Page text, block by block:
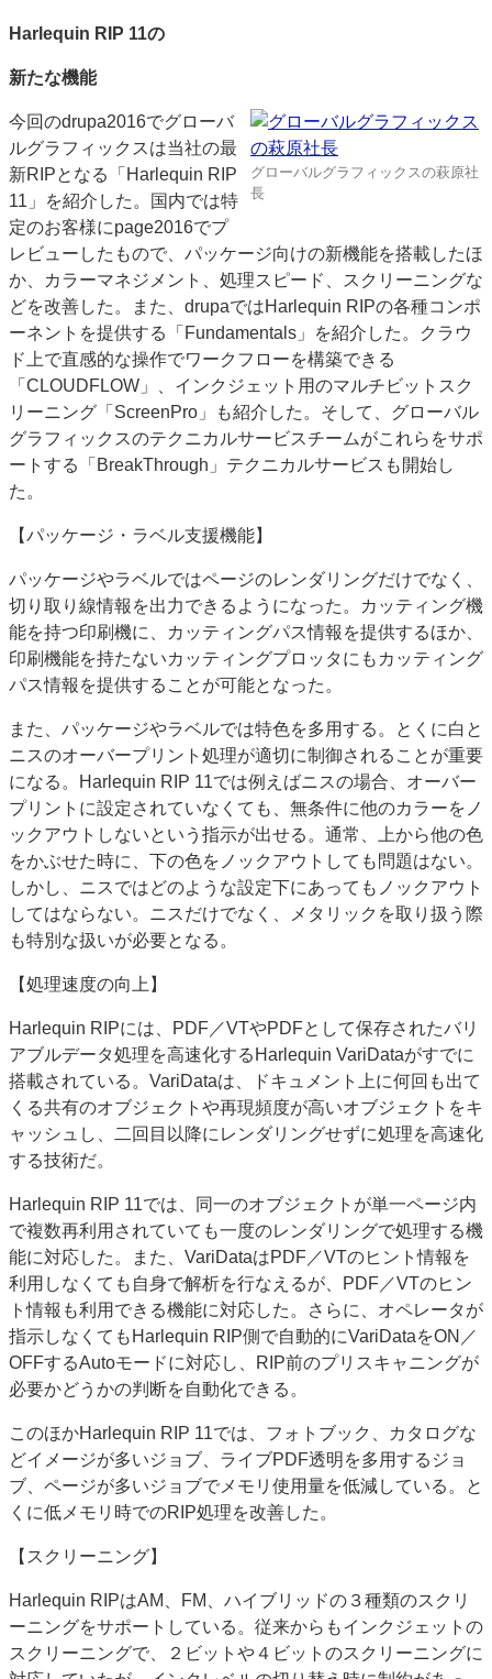
Harlequin RIP 11の
新たな機能
グローバルグラフィックスの萩原社
長
今回のdrupa2016でグローバ
ルグラフィックスは当社の最
新RIPとなる「Harlequin RIP
11」を紹介した。国内では特
定のお客様にpage2016でプ
レビューしたもので、パッケージ向けの新機能を搭載したほ
か、カラーマネジメント、処理スピード、スクリーニングな
どを改善した。また、drupaではHarlequin RIPの各種コンポ
ーネントを提供する「Fundamentals」を紹介した。クラウ
ド上で直感的な操作でワークフローを構築できる
「CLOUDFLOW」、インクジェット用のマルチビットスク
リーニング「ScreenPro」も紹介した。そして、グローバル
グラフィックスのテクニカルサービスチームがこれらをサポ
ートする「BreakThrough」テクニカルサービスも開始し
た。
【パッケージ・ラベル支援機能】
パッケージやラベルではページのレンダリングだけでなく、
切り取り線情報を出力できるようになった。カッティング機
能を持つ印刷機に、カッティングパス情報を提供するほか、
印刷機能を持たないカッティングプロッタにもカッティング
パス情報を提供することが可能となった。
また、パッケージやラベルでは特色を多用する。とくに白と
ニスのオーバープリント処理が適切に制御されることが重要
になる。Harlequin RIP 11では例えばニスの場合、オーバー
プリントに設定されていなくても、無条件に他のカラーをノ
ックアウトしないという指示が出せる。通常、上から他の色
をかぶせた時に、下の色をノックアウトしても問題はない。
しかし、ニスではどのような設定下にあってもノックアウト
してはならない。ニスだけでなく、メタリックを取り扱う際
も特別な扱いが必要となる。
【処理速度の向上】
Harlequin RIPには、PDF／VTやPDFとして保存されたバリ
アブルデータ処理を高速化するHarlequin VariDataがすでに
搭載されている。VariDataは、ドキュメント上に何回も出て
くる共有のオブジェクトや再現頻度が高いオブジェクトをキ
ャッシュし、二回目以降にレンダリングせずに処理を高速化
する技術だ。
Harlequin RIP 11では、同一のオブジェクトが単一ページ内
で複数再利用されていても一度のレンダリングで処理する機
能に対応した。また、VariDataはPDF／VTのヒント情報を
利用しなくても自身で解析を行なえるが、PDF／VTのヒン
ト情報も利用できる機能に対応した。さらに、オペレータが
指示しなくてもHarlequin RIP側で自動的にVariDataをON／
OFFするAutoモードに対応し、RIP前のプリスキャニングが
必要かどうかの判断を自動化できる。
このほかHarlequin RIP 11では、フォトブック、カタログな
どイメージが多いジョブ、ライブPDF透明を多用するジョ
ブ、ページが多いジョブでメモリ使用量を低減している。と
くに低メモリ時でのRIP処理を改善した。
【スクリーニング】
Harlequin RIPはAM、FM、ハイブリッドの３種類のスクリ
ーニングをサポートしている。従来からもインクジェットの
スクリーニングで、２ビットや４ビットのスクリーニングに